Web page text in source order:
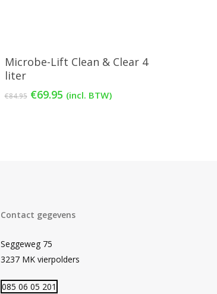
Toevoegen Aan Winkelwagen
Microbe-Lift Clean & Clear 4
liter
€84.95 Oorspronkelijke
€69.95Huidige
(incl. BTW)
Contact gegevens
Seggeweg 75
3237 MK vierpolders
085 06 05 201